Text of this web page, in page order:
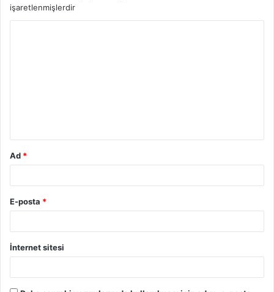
işaretlenmişlerdir
Ad *
E-posta *
İnternet sitesi